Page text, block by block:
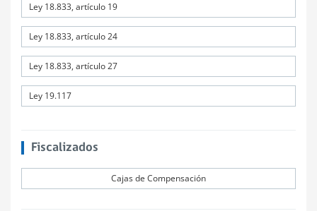
Ley 18.833, artículo 19
Ley 18.833, artículo 24
Ley 18.833, artículo 27
Ley 19.117
Fiscalizados
Cajas de Compensación